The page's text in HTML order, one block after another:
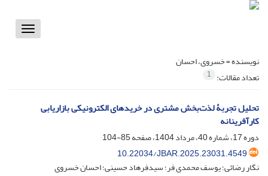
Toggle
نویسنده =خسروی، احسان
تعداد مقالات: 1
تحلیل تجربۀ لذت‌بخش مشتری در خریدهای الکترونیکی بازاریابی
کارآفرینانه
دوره 17، شماره 40، مرداد 1404، صفحه
85-104
10.22034/JBAR.2025.23031.4549
نگار رضائی؛ یوسف محمدی فر؛ سیدفرهاد حسینی؛ احسان خسروی